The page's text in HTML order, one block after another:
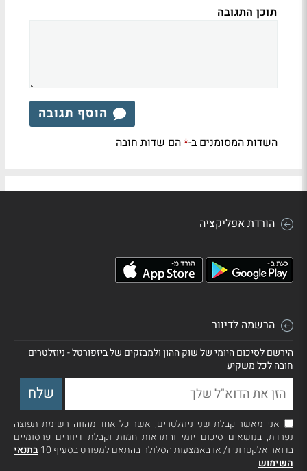
תוכן התגובה
הוסף תגובה
השדות המסומנים ב-*הם שדות חובה
הורדת אפליקציה
הרשמה לדיוור
הירשם לסיכום היומי של שוק ההון ולמבזקים של ביזפורטל - ניוזלטרים
חובה לכל משקיע
אני מאשר קבלת שני ניוזלטרים, אשר כל אחד מהווה רשימת תפוצה
נפרדת, בנושאים סיכום יומי והתראות חמות וקבלת דיוורים פרסומיים
בדואר אלקטרוני ו/ או באמצעות הסלולר בהתאם למפורט בסעיף 10
בתנאי
השימוש